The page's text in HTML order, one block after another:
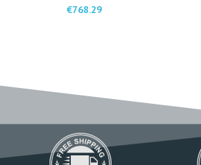
€768.29